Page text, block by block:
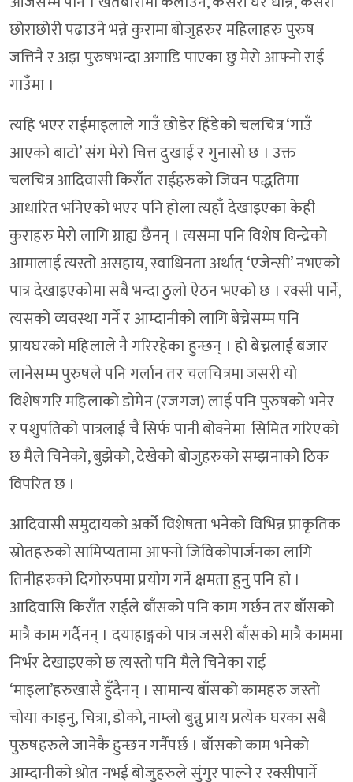
छोराछोरी पढाउने भन्ने कुरामा बोजुहरुर महिलाहरु पुरुष
जत्तिनै र अझ पुरुषभन्दा अगाडि पाएका छु मेरो आफ्नो राई
गाउँमा ।
त्यहि भएर राईमाइलाले गाउँ छोडेर हिंडेको चलचित्र ‘गाउँ
आएको बाटो’ संग मेरो चित्त दुखाई र गुनासो छ । उक्त
चलचित्र आदिवासी किराँत राईहरुको जिवन पद्धतिमा
आधारित भनिएको भएर पनि होला त्यहाँ देखाइएका केही
कुराहरु मेरो लागि ग्राह्य छैनन् । त्यसमा पनि विशेष विन्द्रेको
आमालाई त्यस्तो असहाय, स्वाधिनता अर्थात् ‘एजेन्सी’ नभएको
पात्र देखाइएकोमा सबै भन्दा ठुलो ऐठन भएको छ । रक्सी पार्ने,
त्यसको व्यवस्था गर्ने र आम्दानीको लागि बेच्नेसम्म पनि
प्रायघरको महिलाले नै गरिरहेका हुन्छन् । हो बेच्नलाई बजार
लानेसम्म पुरुषले पनि गर्लान तर चलचित्रमा जसरी यो
विशेषगरि महिलाको डोमेन (रजगज) लाई पनि पुरुषको भनेर
र पशुपतिको पात्रलाई चैं सिर्फ पानी बोक्नेमा सिमित गरिएको
छ मैले चिनेको, बुझेको, देखेको बोजुहरुको सम्झनाको ठिक
विपरित छ ।
आदिवासी समुदायको अर्को विशेषता भनेको विभिन्न प्राकृतिक
स्रोतहरुको सामिप्यतामा आफ्नो जिविकोपार्जनका लागि
तिनीहरुको दिगोरुपमा प्रयोग गर्ने क्षमता हुनु पनि हो ।
आदिवासि किराँत राईले बाँसको पनि काम गर्छन तर बाँसको
मात्रै काम गर्दैनन् । दयाहाङ्गको पात्र जसरी बाँसको मात्रै काममा
निर्भर देखाइएको छ त्यस्तो पनि मैले चिनेका राई
‘माइला’हरुखासै हुँदैनन् । सामान्य बाँसको कामहरु जस्तो
चोया काड्नु, चित्रा, डोको, नाम्लो बुन्नु प्राय प्रत्येक घरका सबै
पुरुषहरुले जानेकै हुन्छन गर्नैपर्छ । बाँसको काम भनेको
आम्दानीको श्रोत नभई बोजुहरुले सुंगुर पाल्ने र रक्सीपार्ने